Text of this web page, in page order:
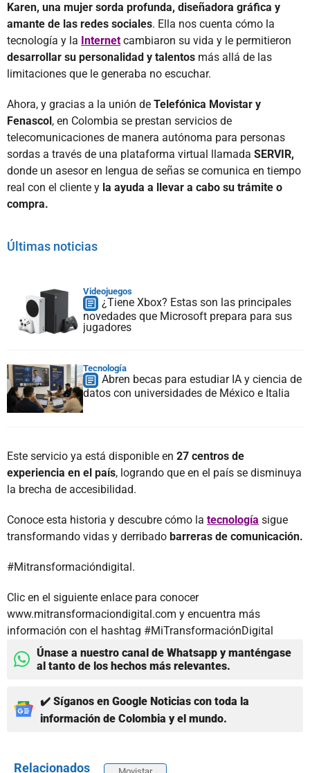
Karen, una mujer sorda profunda, diseñadora gráfica y
amante de las redes sociales. Ella nos cuenta cómo la
tecnología y la Internet cambiaron su vida y le permitieron
desarrollar su personalidad y talentos más allá de las
limitaciones que le generaba no escuchar.
Ahora, y gracias a la unión de Telefónica Movistar y
Fenascol, en Colombia se prestan servicios de
telecomunicaciones de manera autónoma para personas
sordas a través de una plataforma virtual llamada SERVIR,
donde un asesor en lengua de señas se comunica en tiempo
real con el cliente y la ayuda a llevar a cabo su trámite o
compra.
Últimas noticias
Videojuegos
¿Tiene Xbox? Estas son las principales
novedades que Microsoft prepara para sus
jugadores
Tecnología
Abren becas para estudiar IA y ciencia de
datos con universidades de México e Italia
Este servicio ya está disponible en 27 centros de
experiencia en el país, logrando que en el país se disminuya
la brecha de accesibilidad.
Conoce esta historia y descubre cómo la tecnología sigue
transformando vidas y derribado barreras de comunicación.
#Mitransformacióndigital.
Clic en el siguiente enlace para conocer
www.mitransformaciondigital.com y encuentra más
información con el hashtag #MiTransformaciónDigital
Únase a nuestro canal de Whatsapp y manténgase
al tanto de los hechos más relevantes.
✔️ Síganos en Google Noticias con toda la
información de Colombia y el mundo.
Relacionados